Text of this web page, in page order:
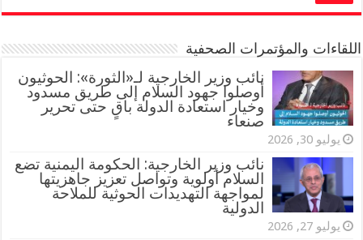
اللقاءات والمؤتمرات الصحفية
‏نائب وزير الخارجية لـ«الثورة»: الحوثيون
أوصلوا جهود السلام إلى طريق مسدود
وخيار استعادة الدولة باقٍ حتى تحرير
صنعاء
يوليو 30, 2026
نائب وزير الخارجية: الحكومة اليمنية تضع
السلام أولوية وتواصل تعزيز جاهزيتها
لمواجهة التهديدات الحوثية للملاحة
الدولية
يوليو 27, 2026